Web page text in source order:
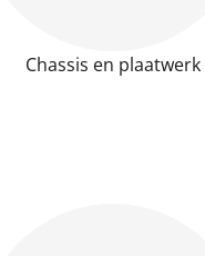
Chassis en plaatwerk